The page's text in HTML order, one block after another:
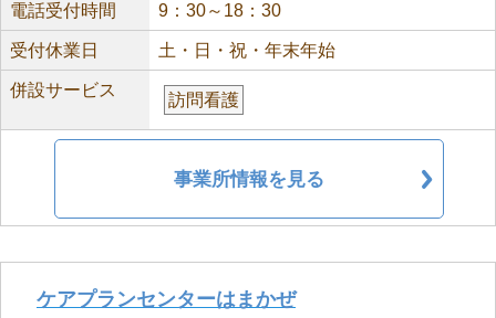
電話受付時間 9：30～18：30
受付休業日 土・日・祝・年末年始
併設サービス
訪問看護
事業所情報を見る
ケアプランセンターはまかぜ